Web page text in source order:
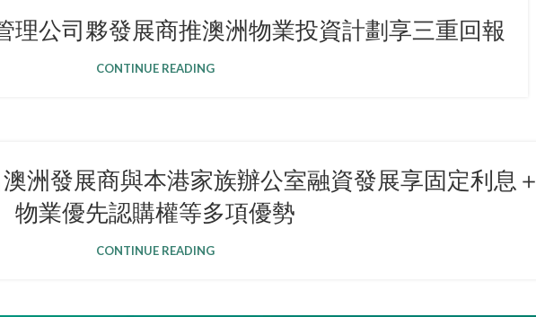
理公司夥發展商推澳洲物業投資計劃享三重回報
CONTINUE READING
澳洲發展商與本港家族辦公室融資發展享固定利息＋
物業優先認購權等多項優勢
CONTINUE READING